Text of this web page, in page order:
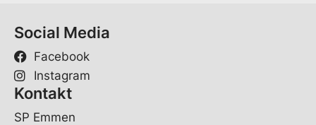
Social Media
Facebook
Instagram
Kontakt
SP Emmen